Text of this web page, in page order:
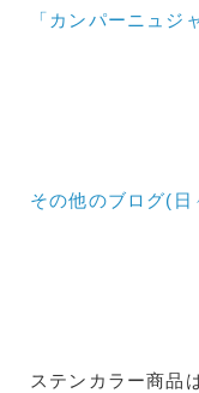
「カンパーニュジ
その他のブログ(日
ステンカラー商品